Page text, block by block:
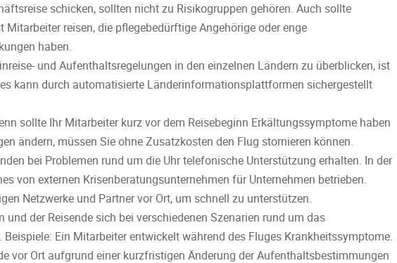
schicken, sollten nicht zu Risikogruppen gehören. Auch sollte
Mitarbeiter reisen, die pflegebedürftige Angehörige oder enge
haben.
und Aufenthaltsregelungen in den einzelnen Ländern zu überblicken, ist
kann durch automatisierte Länderinformationsplattformen sichergestellt
sollte Ihr Mitarbeiter kurz vor dem Reisebeginn Erkältungssymptome haben
ändern, müssen Sie ohne Zusatzkosten den Flug stornieren können.
bei Problemen rund um die Uhr telefonische Unterstützung erhalten. In der
von externen Krisenberatungsunternehmen für Unternehmen betrieben.
Netzwerke und Partner vor Ort, um schnell zu unterstützen.
und der Reisende sich bei verschiedenen Szenarien rund um das
Ein Mitarbeiter entwickelt während des Fluges Krankheitssymptome.
vor Ort aufgrund einer kurzfristigen Änderung der Aufenthaltsbestimmungen